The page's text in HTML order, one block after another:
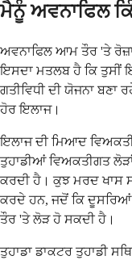
ਮੈਨੂੰ ਅਵਨਾਫਿਲ
ਅਵਨਾਫਿਲ ਆਮ ਤੌਰ 'ਤੇ
ਇਸਦਾ ਮਤਲਬ ਹੈ ਕਿ ਤੁਸੀਂ
ਗਤੀਵਿਧੀ ਦੀ ਯੋਜਨਾ ਬਣਾ
ਹੋਰ ਇਲਾਜ।
ਇਲਾਜ ਦੀ ਮਿਆਦ
ਤੁਹਾਡੀਆਂ ਵਿਅਕਤੀਗਤ
ਕਰਦੀ ਹੈ। ਕੁਝ ਮਰਦ ਖਾਸ
ਕਰਦੇ ਹਨ, ਜਦੋਂ ਕਿ
ਤੌਰ 'ਤੇ ਲੋੜ ਹੋ ਸਕਦੀ ਹੈ।
ਤੁਹਾਡਾ ਡਾਕਟਰ ਤੁਹਾਡੀ